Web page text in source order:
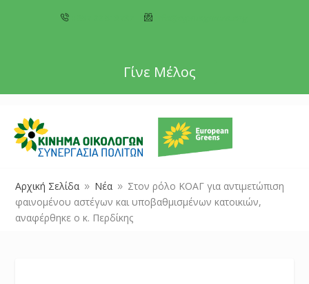
Γίνε Μέλος
Αρχική Σελίδα 9 Νέα 9 Στον ρόλο ΚΟΑΓ για αντιμετώπιση
φαινομένου αστέγων και υποβαθμισμένων κατοικιών,
αναφέρθηκε ο κ. Περδίκης